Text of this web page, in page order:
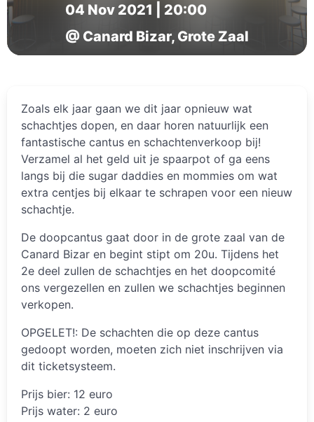
04 Nov 2021 | 20:00
@ Canard Bizar, Grote Zaal
Zoals elk jaar gaan we dit jaar opnieuw wat
schachtjes dopen, en daar horen natuurlijk een
fantastische cantus en schachtenverkoop bij!
Verzamel al het geld uit je spaarpot of ga eens
langs bij die sugar daddies en mommies om wat
extra centjes bij elkaar te schrapen voor een nieuw
schachtje.
De doopcantus gaat door in de grote zaal van de
Canard Bizar en begint stipt om 20u. Tijdens het
2e deel zullen de schachtjes en het doopcomité
ons vergezellen en zullen we schachtjes beginnen
verkopen.
OPGELET!: De schachten die op deze cantus
gedoopt worden, moeten zich niet inschrijven via
dit ticketsysteem.
Prijs bier: 12 euro
Prijs water: 2 euro